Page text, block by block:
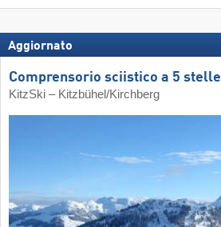
Aggiornato
Comprensorio sciistico a 5 stelle
KitzSki – Kitzbühel/​Kirchberg